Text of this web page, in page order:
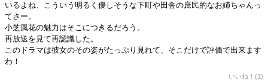
いるよね、こういう明るく優しそうな下町や田舎の庶民的なお姉ちゃんっ
てさー。
小芝風花の魅力はそこにつきるだろう。
再放送を見て再認識した。
このドラマは彼女のその姿がたっぷり見れて、そこだけで評価で出来ます
わ！
いいね！(1)